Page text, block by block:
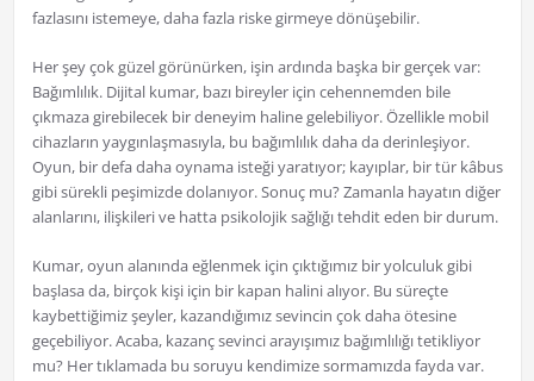
fazlasını istemeye, daha fazla riske girmeye dönüşebilir.
Her şey çok güzel görünürken, işin ardında başka bir gerçek var:
Bağımlılık. Dijital kumar, bazı bireyler için cehennemden bile
çıkmaza girebilecek bir deneyim haline gelebiliyor. Özellikle mobil
cihazların yaygınlaşmasıyla, bu bağımlılık daha da derinleşiyor.
Oyun, bir defa daha oynama isteği yaratıyor; kayıplar, bir tür kâbus
gibi sürekli peşimizde dolanıyor. Sonuç mu? Zamanla hayatın diğer
alanlarını, ilişkileri ve hatta psikolojik sağlığı tehdit eden bir durum.
Kumar, oyun alanında eğlenmek için çıktığımız bir yolculuk gibi
başlasa da, birçok kişi için bir kapan halini alıyor. Bu süreçte
kaybettiğimiz şeyler, kazandığımız sevincin çok daha ötesine
geçebiliyor. Acaba, kazanç sevinci arayışımız bağımlılığı tetikliyor
mu? Her tıklamada bu soruyu kendimize sormamızda fayda var.